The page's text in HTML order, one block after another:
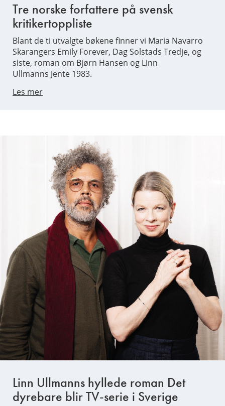
Tre norske forfattere på svensk
kritikertoppliste
Blant de ti utvalgte bøkene finner vi Maria Navarro
Skarangers Emily Forever, Dag Solstads Tredje, og
siste, roman om Bjørn Hansen og Linn
Ullmanns Jente 1983.
Les mer
Linn Ullmanns hyllede roman Det
dyrebare blir TV-serie i Sverige